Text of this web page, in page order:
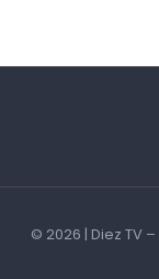
© 2026 | Diez TV –